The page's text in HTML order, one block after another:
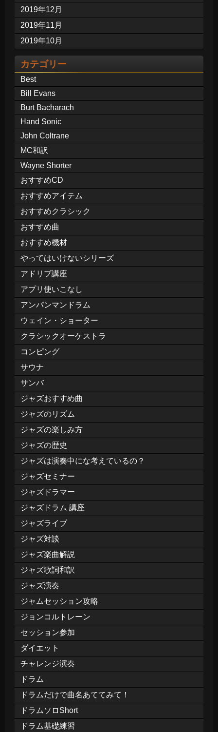
2019年12月
2019年11月
2019年10月
カテゴリー
Best
Bill Evans
Burt Bacharach
Hand Sonic
John Coltrane
MC和訳
Wayne Shorter
おすすめCD
おすすめアイテム
おすすめクラシック
おすすめ曲
おすすめ機材
やってはいけないシリーズ
アドリブ講座
アプリ使いこなし
アンパンマンドラム
ウェイン・ショーター
クラシックオーケストラ
コンピング
サウナ
サンバ
ジャズおすすめ曲
ジャズのリズム
ジャズの楽しみ方
ジャズの歴史
ジャズは演奏中にな考えているの？
ジャズセミナー
ジャズドラマー
ジャズドラム 講座
ジャズライブ
ジャズ対談
ジャズ楽曲解説
ジャズ歌詞和訳
ジャズ演奏
ジャムセッション攻略
ジョンコルトレーン
セッション参加
ダイエット
チャレンジ演奏
ドラム
ドラムだけで曲名あててみて！
ドラムソロShort
ドラム基礎練習